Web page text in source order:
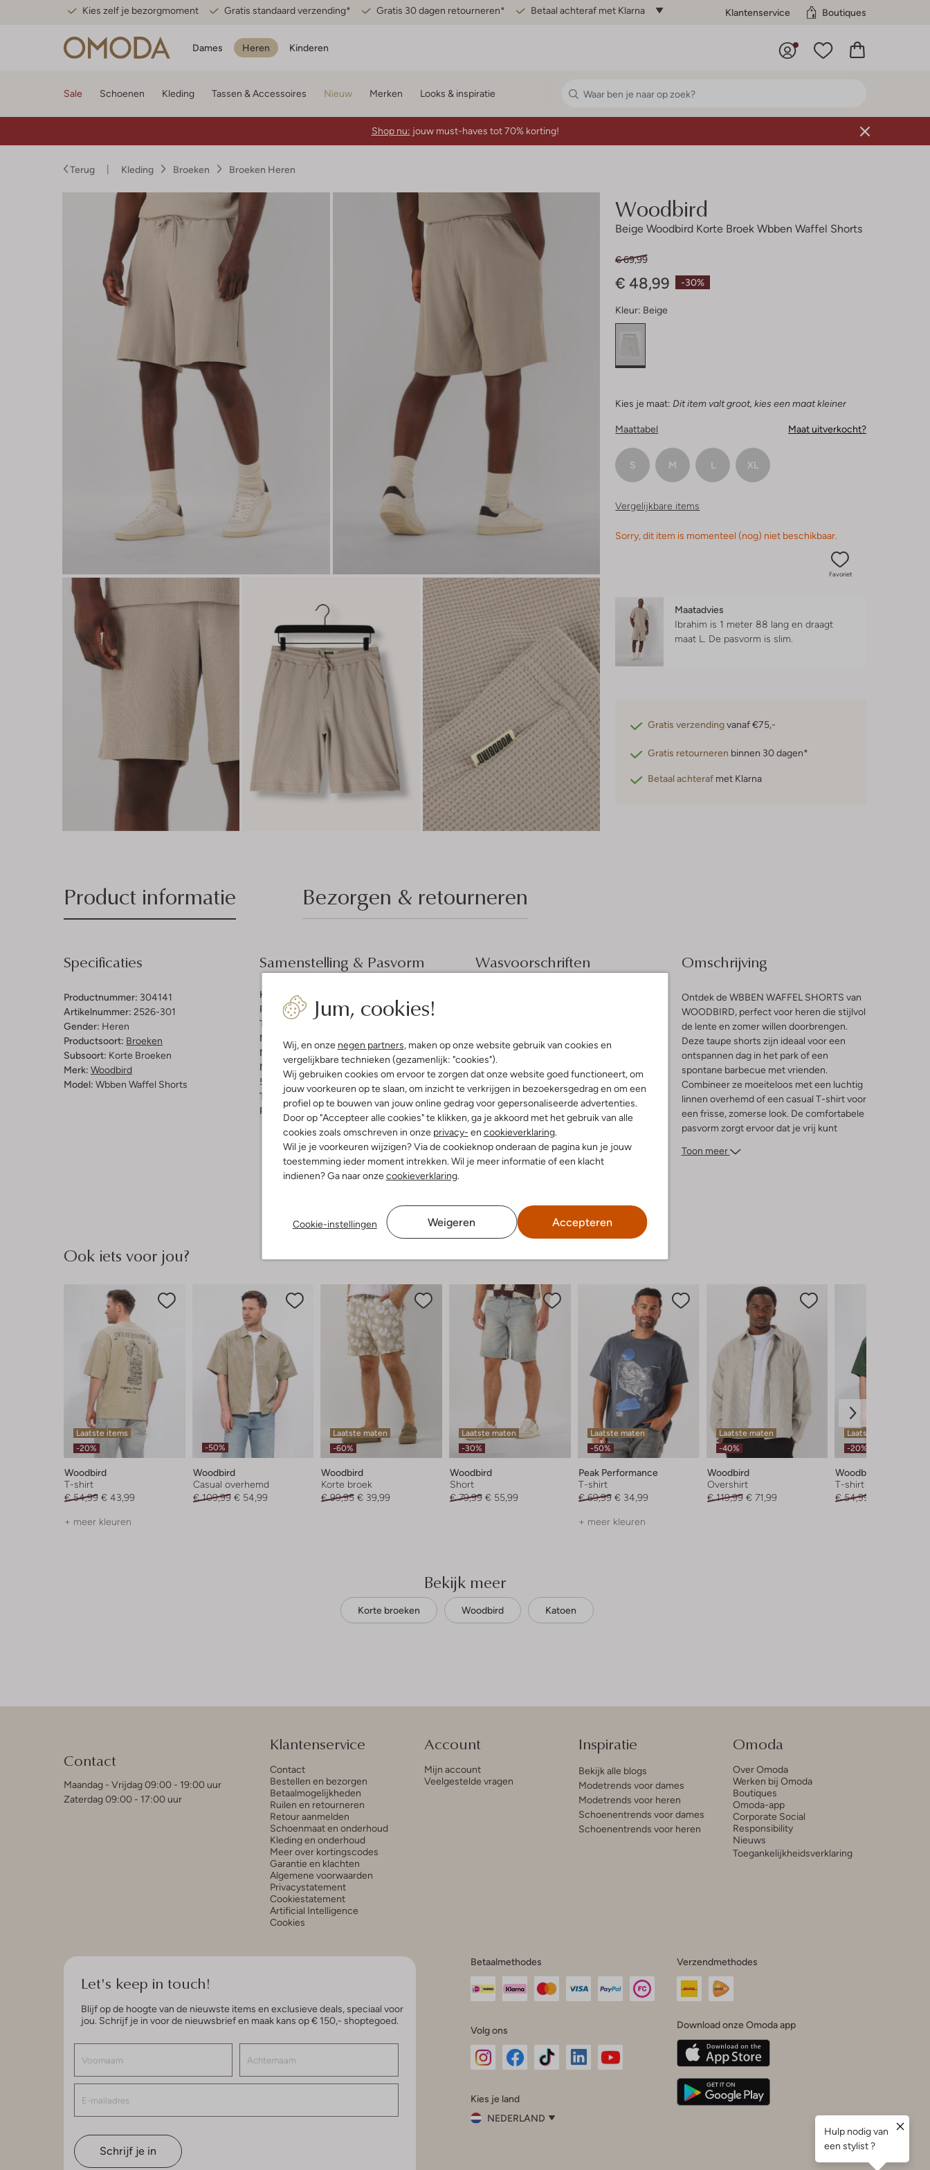
Kies zelf je bezorgmoment Gratis standaard verzending* Gratis 30 dagen retourneren* Betaal achteraf met Klarna Klantenservice Boutiques
Dames Heren Kinderen
Jum, cookies!
Wij, en onze negen partners, maken op onze website gebruik van cookies en
vergelijkbare technieken (gezamenlijk: "cookies").
Wij gebruiken cookies om ervoor te zorgen dat onze website goed functioneert, om
jouw voorkeuren op te slaan, om inzicht te verkrijgen in bezoekersgedrag en om een
profiel op te bouwen van jouw online gedrag voor gepersonaliseerde advertenties.
Door op "Accepteer alle cookies" te klikken, ga je akkoord met het gebruik van alle
cookies zoals omschreven in onze privacy- en cookieverklaring.
Wil je je voorkeuren wijzigen? Via de cookieknop onderaan de pagina kun je jouw
toestemming ieder moment intrekken. Wil je meer informatie of een klacht
indienen? Ga naar onzecookieverklaring.
Cookie-instellingen Weigeren Accepteren
Sale Schoenen Kleding Tassen & Accessoires Nieuw Merken Looks & inspiratie
Shop nu: jouw must-haves tot 70% korting!
Terug Kleding Broeken Broeken Heren
Woodbird
Beige Woodbird Korte Broek Wbben Waffel Shorts
-30%
€ 69,99
€ 48,99
Kleur: Beige
Kies je maat: Dit item valt groot, kies een maat kleiner
Maattabel Maat uitverkocht?
S M L XL
Vergelijkbare items
Sorry, dit item is momenteel (nog) niet beschikbaar.
Favoriet
Maatadvies
Ibrahim is 1 meter 88 lang en draagt
maat L. De pasvorm is slim
Gratis verzendingvanaf €75,-
Gratis retourneren binnen 30 dagen*
Betaal achteraf met Klarna
Product informatie Bezorgen & retourneren
Specificaties
Productnummer: 304141
Artikelnummer: 2526-301
Gender: Heren
Productsoort: Broeken
Subsoort: Korte Broeken
Merk: Woodbird
Model: Wbben Waffel Shorts
Samenstelling & Pasvorm
Kleur:
Beige
Patroon:Effen
Trends:
Materiaal binnenkant:
Materiaal:
Katoen
Materiaalpercentages:
50% Katoen, 50% Polyester
Taillehoogte: Normale Taille
Pasvorm:
Slim
Wasvoorschriften
Niet bleken
Omschrijving
Ontdek de WBBEN WAFFEL SHORTS van
WOODBIRD, perfect voor heren die stijlvol
de lente en zomer willen doorbrengen.
Deze taupe shorts zijn ideaal voor een
ontspannen dag in het park of een
spontane barbecue met vrienden.
Combineer ze moeiteloos met een luchtig
linnen overhemd of een casual T-shirt voor
een frisse, zomerse look. De comfortabele
pasvorm zorgt ervoor dat je vrij kunt
beachvolleybal speelt of geniet van een
Toon meer
Ook iets voor jou?
Laatste items
-20%
Woodbird
T-shirt
€ 54,99 € 43,99
+ meer kleuren
-50%
Woodbird
Casual overhemd
€ 109,99 € 54,99
Laatste maten
-60%
Woodbird
Korte broek
€ 99,95 € 39,99
Laatste maten
-30%
Woodbird
Short
€ 79,99 € 55,99
Laatste maten
-50%
Peak Performance
T-shirt
€ 69,99 € 34,99
+ meer kleuren
Laatste maten
-40%
Woodbird
Overshirt
€ 119,99 € 71,99
Laatste item
-20%
Woodbird
T-shirt
€ 54,99
Bekijk meer
Korte broeken Woodbird Katoen
Contact
Maandag - Vrijdag 09:00 - 19:00 uur
Zaterdag 09:00 - 17:00 uur
Klantenservice
Contact
Bestellen en bezorgen
Betaalmogelijkheden
Ruilen en retourneren
Retour aanmelden
Schoenmaat en onderhoud
Kleding en onderhoud
Meer over kortingscodes
Garantie en klachten
Algemene voorwaarden
Privacystatement
Cookiestatement
Artificial Intelligence
Cookies
Account
Mijn account
Veelgestelde vragen
Inspiratie
Bekijk alle blogs
Modetrends voor dames
Modetrends voor heren
Schoenentrends voor dames
Schoenentrends voor heren
Omoda
Over Omoda
Werken bij Omoda
Boutiques
Omoda-app
Corporate Social
Responsibility
Nieuws
Toegankelijkheidsverklaring
Let's keep in touch!
Blijf op de hoogte van de nieuwste items en exclusieve deals, speciaal voor
jou. Schrijf je in voor de nieuwsbrief en maak kans op € 150,- shoptegoed.
Schrijf je in
Betaalmethodes
Volg ons
InstagramFacebook
Kies je land
NEDERLAND
Verzendmethodes
Download onze Omoda app